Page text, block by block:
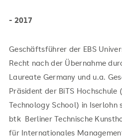
- 2017
Geschäftsführer der EBS
Recht nach der Übernahme
Laureate Germany und u.a.
Präsident der BiTS Hochschule
Technology School) in
btk Berliner Technische
für Internationales